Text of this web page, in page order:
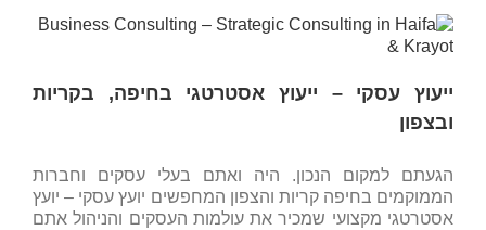
ייעוץ עסקי – ייעוץ אסטרטגי בחיפה, בקריות
ובצפון
הגעתם למקום הנכון. היה ואתם בעלי עסקים וחברות
הממוקמים בחיפה קריות והצפון המחפשים יועץ עסקי – יועץ
אסטרטגי מקצועי שמכיר את עולמות העסקים והניהול אתם